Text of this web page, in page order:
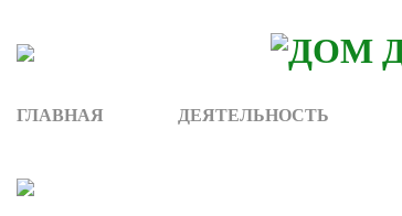
content
ГЛАВНАЯ ДЕЯТЕЛЬНОСТЬ